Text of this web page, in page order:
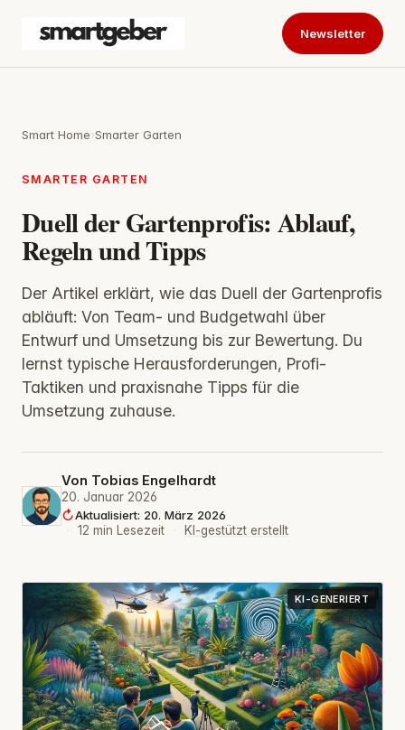
Newsletter
Smart Home›Smarter Garten
SMARTER GARTEN
Duell der Gartenprofis: Ablauf,
Regeln und Tipps
Der Artikel erklärt, wie das Duell der Gartenprofis
abläuft: Von Team- und Budgetwahl über
Entwurf und Umsetzung bis zur Bewertung. Du
lernst typische Herausforderungen, Profi-
Taktiken und praxisnahe Tipps für die
Umsetzung zuhause.
Von Tobias Engelhardt
20. Januar 2026
Aktualisiert: 20. März 2026
·
12 min Lesezeit · KI-gestützt erstellt
KI-GENERIERT